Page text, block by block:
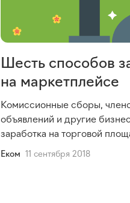
Шесть способов
на маркетплейсе
Комиссионные сборы,
объявлений и другие
заработка на торговой
Еком 11 сентября 2018